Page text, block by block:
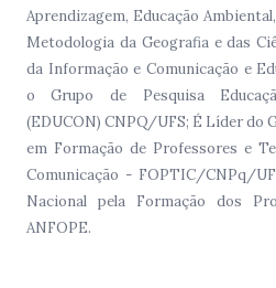
Aprendizagem, Educação
Metodologia da Geografia e das
da Informação e Comunicação e
o Grupo de Pesquisa
(EDUCON) CNPQ/UFS; É Líder do
em Formação de Professores e
Comunicação - FOPTIC/CNPq/
Nacional pela Formação dos
ANFOPE.